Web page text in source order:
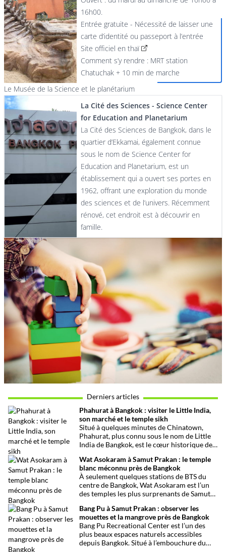
16h00.
Entrée gratuite - Nécessité de laisser une
carte d’identité ou passeport à l’entrée
Site officiel en thaï
Comment s’y rendre : MRT station
Chatuchak + 10 min de marche
Le Musée de la Science et le planétarium
La Cité des Sciences - Science Center
for Education and Planetarium
La Cité des Sciences de Bangkok, dans le
quartier d’Ekkamai, également connue
sous le nom de Science Center for
Education and Planetarium, est un
établissement qui a ouvert ses portes en
1962, offrant une exploration du monde
des sciences et de l’univers. Récemment
rénové, cet endroit est à découvrir en
famille.
Derniers articles
Phahurat à Bangkok : visiter le Little India,
son marché et le temple sikh
Situé à quelques minutes de Chinatown,
Phahurat, plus connu sous le nom de Little
India de Bangkok, est le cœur historique de
capitale thaïlandaise. Entre son célèbre
marché aux tissus, ses restaurants
traditionnels, ses épiceries et son
impressionnant temple sikh, ce quartier
offre une immersion dépaysante au cœur de
Bangkok.
Wat Asokaram à Samut Prakan : le temple
blanc méconnu près de Bangkok
À seulement quelques stations de BTS du
centre de Bangkok, Wat Asokaram est l’un
des temples les plus surprenants de Samut
de l’architecture birmane, son atmosphère
paisible et son importance dans la pratique
de la méditation, il offre une excursion
originale loin des circuits touristiques
habituels.
Bang Pu à Samut Prakan : observer les
mouettes et la mangrove près de Bangkok
Bang Pu Recreational Center est l’un des
plus beaux espaces naturels accessibles
depuis Bangkok. Situé à l’embouchure du